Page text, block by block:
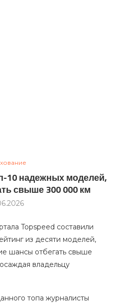
10 надежных моделей,
свыше 300 000 км
Topspeed составили
из десяти моделей,
шансы отбегать свыше
владельцу
топа журналисты